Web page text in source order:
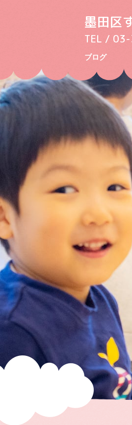
墨田区
TEL /
ブログ